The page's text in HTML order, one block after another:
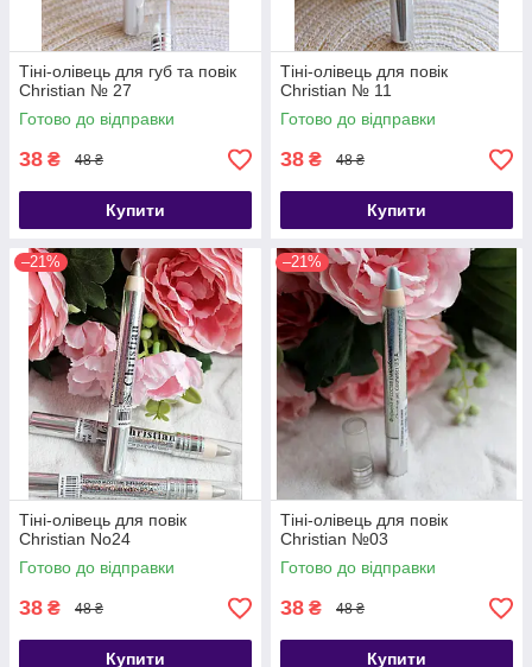
Тіні-олівець для губ та повік
Christian № 27
Готово до відправки
38 ₴ 48 ₴
Купити
Тіні-олівець для повік
Christian № 11
Готово до відправки
38 ₴ 48 ₴
Купити
–21%
Тіні-олівець для повік
Christian No24
Готово до відправки
38 ₴ 48 ₴
Купити
–21%
Тіні-олівець для повік
Christian №03
Готово до відправки
38 ₴ 48 ₴
Купити